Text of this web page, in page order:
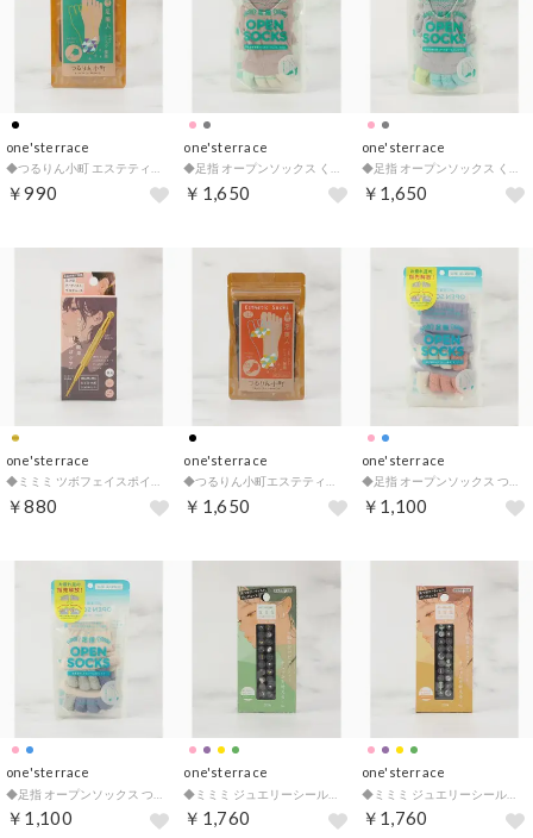
one'sterrace
◆つるりん小町 エステティックソックス （ブラック(919)）
￥990
one'sterrace
◆足指 オープンソックス くるぶし （ピンク(972)）
￥1,650
one'sterrace
◆足指 オープンソックス くるぶし （グレー(912)）
￥1,650
one'sterrace
￥880
one'sterrace
￥1,650
one'sterrace
￥1,100
one'sterrace
￥1,100
one'sterrace
￥1,760
one'sterrace
◆ミミミ ジュエリーシール【返品不可商品】 （イエロー(932)）
￥1,760